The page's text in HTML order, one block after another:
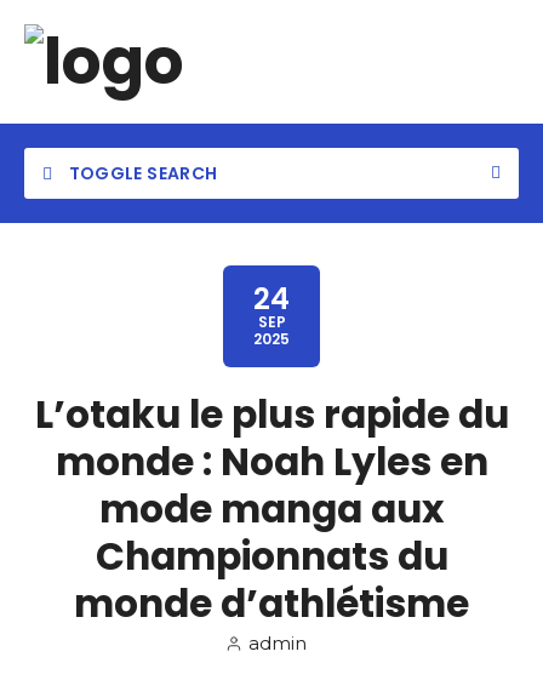
TOGGLE SEARCH
Search
24
SEP
2025
L’otaku le plus rapide du
monde : Noah Lyles en
mode manga aux
Championnats du
monde d’athlétisme
admin